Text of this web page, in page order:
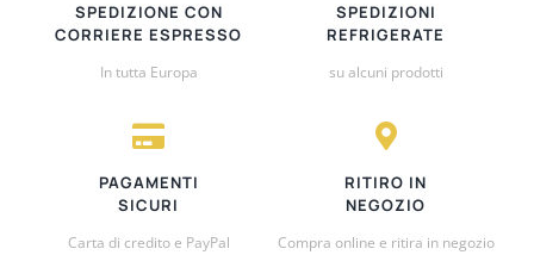
SPEDIZIONE CON
CORRIERE ESPRESSO
In tutta Europa
SPEDIZIONI
REFRIGERATE
su alcuni prodotti
PAGAMENTI
SICURI
Carta di credito e PayPal
RITIRO IN
NEGOZIO
Compra online e ritira in negozio